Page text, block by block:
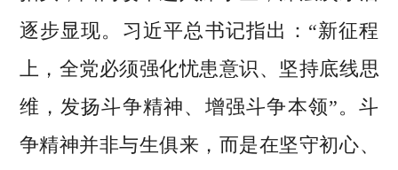
逐步显现。习近平总书记指出：“新征程
上，全党必须强化忧患意识、坚持底线思
维，发扬斗争精神、增强斗争本领”。斗
争精神并非与生俱来，而是在坚守初心、